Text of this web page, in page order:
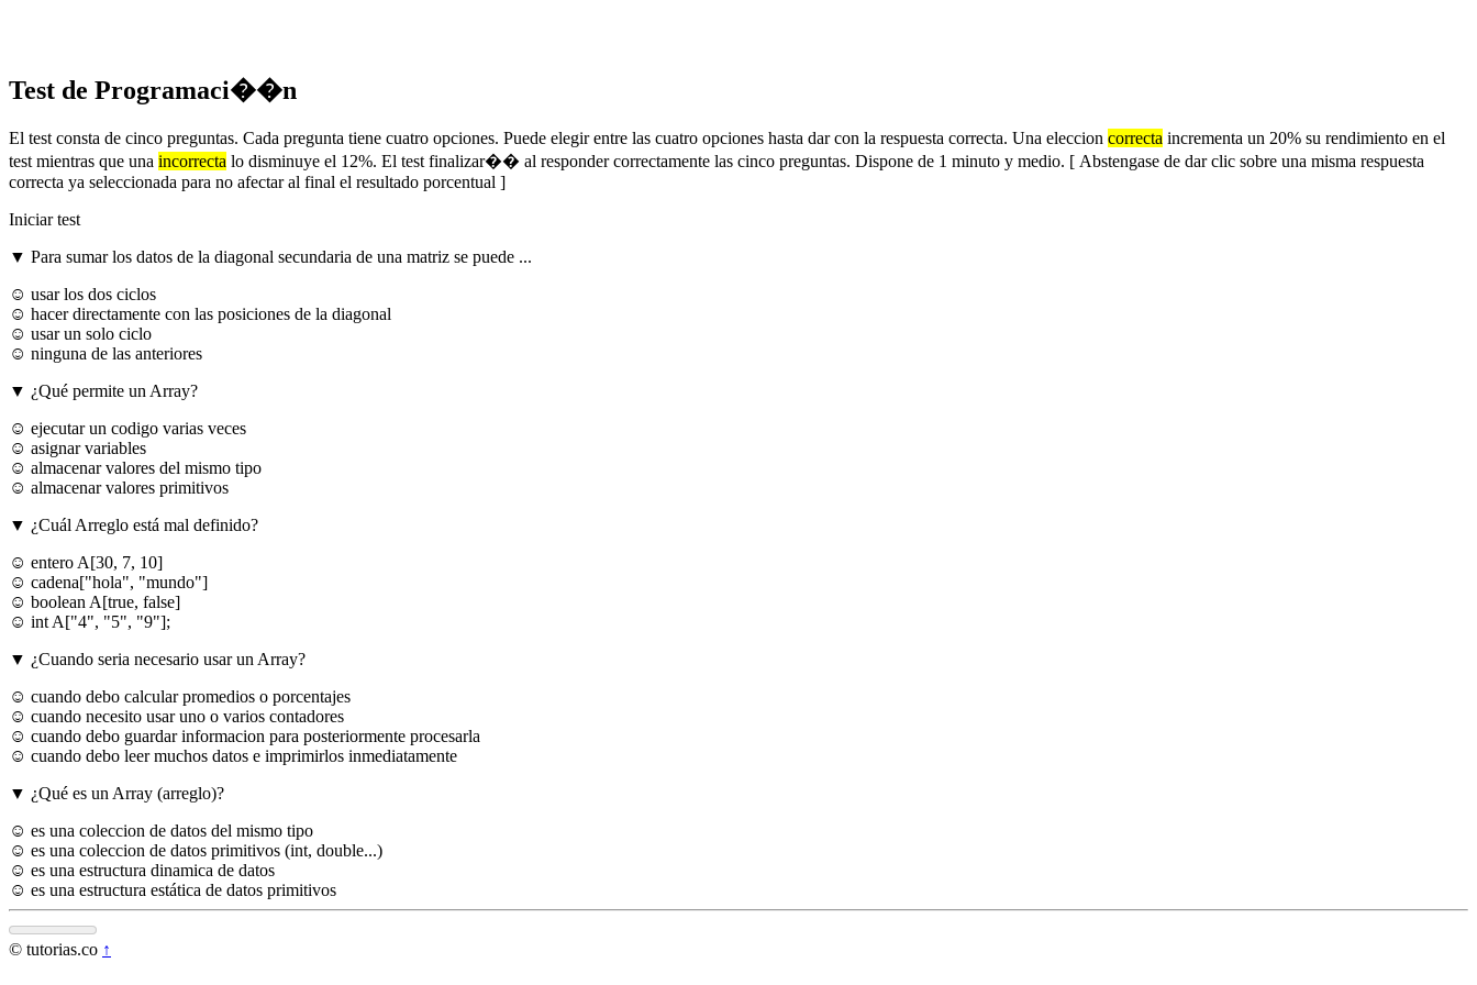
Test de Programaci��n
El test consta de cinco preguntas. Cada pregunta tiene cuatro opciones. Puede elegir entre las cuatro opciones hasta dar con la respuesta correcta. Una eleccion correcta incrementa un 20% su rendimiento en el
test mientras que una incorrecta lo disminuye el 12%. El test finalizar�� al responder correctamente las cinco preguntas. Dispone de 1 minuto y medio. [ Abstengase de dar clic sobre una misma respuesta
correcta ya seleccionada para no afectar al final el resultado porcentual ]
Iniciar test
▼ Para sumar los datos de la diagonal secundaria de una matriz se puede ...
☺ usar los dos ciclos
☺ hacer directamente con las posiciones de la diagonal
☺ usar un solo ciclo
☺ ninguna de las anteriores
▼ ¿Qué permite un Array?
☺ ejecutar un codigo varias veces
☺ asignar variables
☺ almacenar valores del mismo tipo
☺ almacenar valores primitivos
▼ ¿Cuál Arreglo está mal definido?
☺ entero A[30, 7, 10]
☺ cadena["hola", "mundo"]
☺ boolean A[true, false]
☺ int A["4", "5", "9"];
▼ ¿Cuando seria necesario usar un Array?
☺ cuando debo calcular promedios o porcentajes
☺ cuando necesito usar uno o varios contadores
☺ cuando debo guardar informacion para posteriormente procesarla
☺ cuando debo leer muchos datos e imprimirlos inmediatamente
▼ ¿Qué es un Array (arreglo)?
☺ es una coleccion de datos del mismo tipo
☺ es una coleccion de datos primitivos (int, double...)
☺ es una estructura dinamica de datos
☺ es una estructura estática de datos primitivos
© tutorias.co ↑